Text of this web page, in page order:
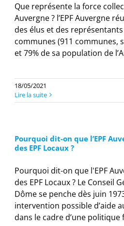
Que représente la force
Auvergne ? l’EPF Auvergne
des élus et des représentants
communes (911 communes,
et 79% de sa population de
18/05/2021
Lire la suite
Pourquoi dit-on que l’EPF
des EPF Locaux ?
Pourquoi dit-on que l'EPF
des EPF Locaux ? Le Conseil
Dôme se penche dès juin
intervention possible d’aide
dans le cadre d’une